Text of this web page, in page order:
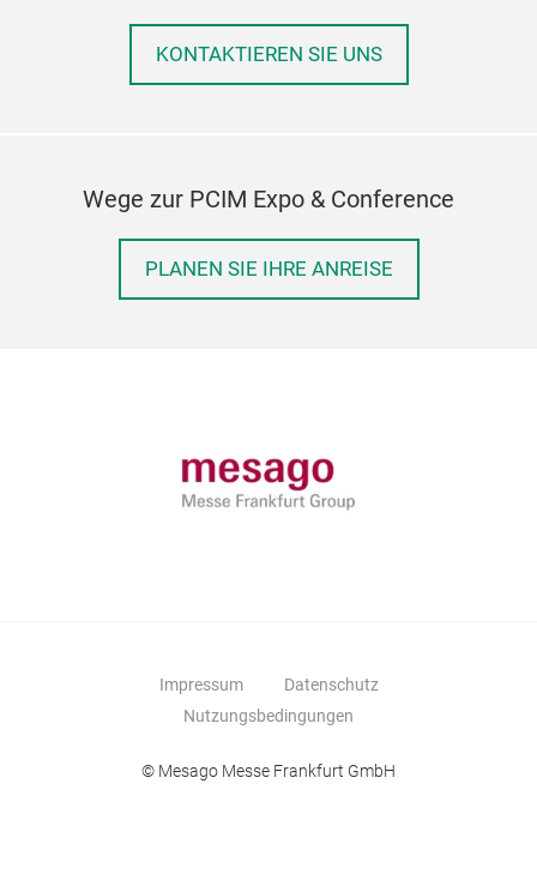
KONTAKTIEREN SIE UNS
Wege zur PCIM Expo & Conference
PLANEN SIE IHRE ANREISE
Impressum
Datenschutz
Nutzungsbedingungen
© Mesago Messe Frankfurt GmbH